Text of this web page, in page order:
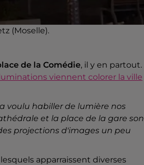
(Moselle).
de la Comédie, il y en partout.
viennent colorer la ville
voulu habiller de lumière nos
et la place de la gare
projections d'images un peu
apparraissent diverses